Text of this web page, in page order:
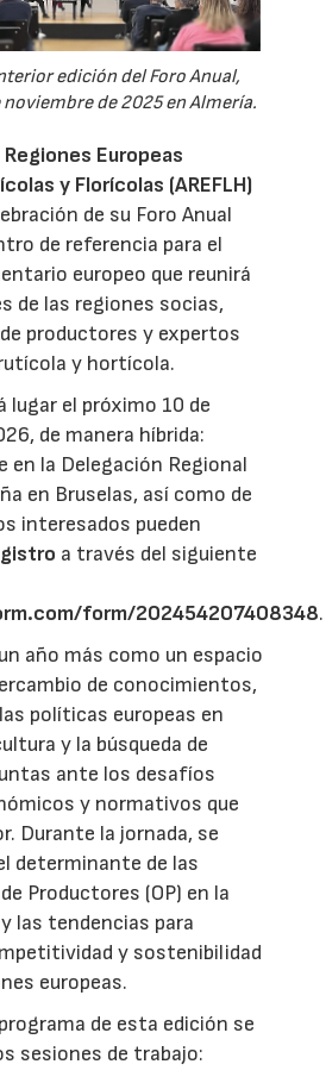
edición del Foro Anual,
de 2025 en Almería.
Europeas
y Florícolas (AREFLH)
de su Foro Anual
de referencia para el
europeo que reunirá
de las regiones socias,
productores y expertos
y hortícola.
lugar el próximo 10 de
de manera híbrida:
en la Delegación Regional
en Bruselas, así como de
interesados pueden
a través del siguiente
form/202454207408348.
año más como un espacio
de conocimientos,
políticas europeas en
y la búsqueda de
ante los desafíos
y normativos que
Durante la jornada, se
determinante de las
Productores (OP) en la
las tendencias para
y sostenibilidad
europeas.
de esta edición se
sesiones de trabajo: